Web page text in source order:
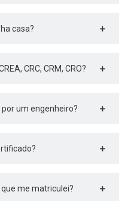
casa?
CRC, CRM, CRO?
por um engenheiro?
me matriculei?